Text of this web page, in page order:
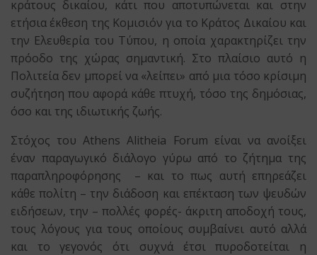
κράτους δικαίου, κάτι που αποτυπώνεται και στην
ετήσια έκθεση της Κομισιόν για το Κράτος Δικαίου και
την Ελευθερία του Τύπου, η οποία χαρακτηρίζει την
πρόοδο της χώρας σημαντική. Στο πλαίσιο αυτό η
Πολιτεία δεν μπορεί να «λείπει» από μια τόσο κρίσιμη
συζήτηση που αφορά κάθε πτυχή, τόσο της δημόσιας,
όσο και της ιδιωτικής ζωής.
Στόχος του Athens Alitheia Forum είναι να ανοίξει
έναν παραγωγικό διάλογο γύρω από το ζήτημα της
παραπληροφόρησης – και το πως αυτή επηρεάζει
κάθε πολίτη – την διάδοση και επέκταση των ψευδών
ειδήσεων, την – πολλές φορές- άκριτη αποδοχή τους,
τους λόγους για τους οποίους συμβαίνει αυτό αλλά
και το γεγονός ότι συχνά έτσι πυροδοτείται η